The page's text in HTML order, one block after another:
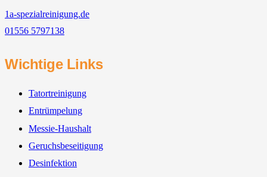
1a-spezialreinigung.de
01556 5797138
Wichtige Links
Tatortreinigung
Entrümpelung
Messie-Haushalt
Geruchsbeseitigung
Desinfektion